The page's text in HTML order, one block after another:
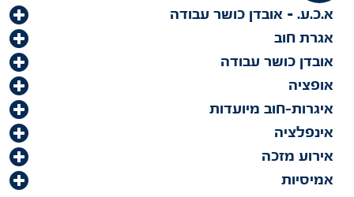
א.כ.ע. – אובדן כושר עבודה
אגרת חוב
אובדן כושר עבודה
אופציה
איגרות-חוב מיועדות
אינפלציה
אירוע מזכה
אמיסיות